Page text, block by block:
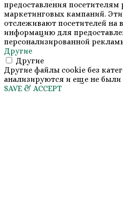
предоставления
маркетинговых кампаний.
отслеживают посетителей на
информацию для
персонализированной
Другие
Другие
Другие файлы cookie без
анализируются и еще не были
SAVE & ACCEPT